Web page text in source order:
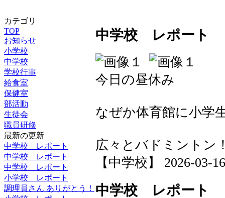
カテゴリ
TOP
お知らせ
小学校
中学校
学校行事
給食室
保健室
部活動
生徒会
職員研修
最新の更新
中学校 レポート
中学校 レポート
中学校 レポート
小学校 レポート
調理員さん ありがとう！
中学校 レポート
今日の昼休み
なぜか体育館に小学
広々とバドミントン
【中学校】 2026-03-
中学校 レポート